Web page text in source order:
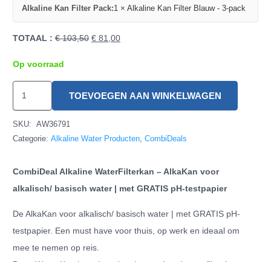
Alkaline Kan Filter Pack:1 × Alkaline Kan Filter Blauw - 3-pack
TOTAAL : €103,50 € 81,00
Op voorraad
Alkaline
Waterkan
&
(Blauw)
hoeveelheid
TOEVOEGEN AAN WINKELWAGEN
SKU:
AW36791
Categorie: Alkaline Water Producten, CombiDeals
CombiDeal Alkaline WaterFilterkan – AlkaKan voor
alkalisch/ basisch water | met GRATIS pH-testpapier
De AlkaKan voor alkalisch/ basisch water | met GRATIS pH-
testpapier. Een must have voor thuis, op werk en ideaal om
mee te nemen op reis.